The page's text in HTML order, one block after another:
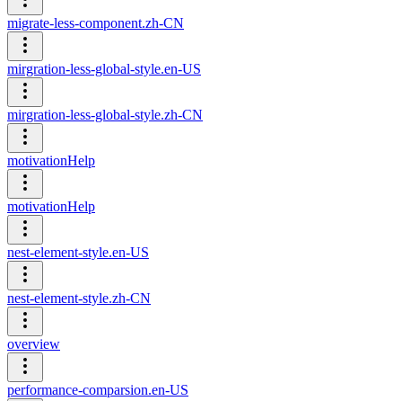
migrate-less-component.zh-CN
mirgration-less-global-style.en-US
mirgration-less-global-style.zh-CN
motivationHelp
motivationHelp
nest-element-style.en-US
nest-element-style.zh-CN
overview
performance-comparsion.en-US